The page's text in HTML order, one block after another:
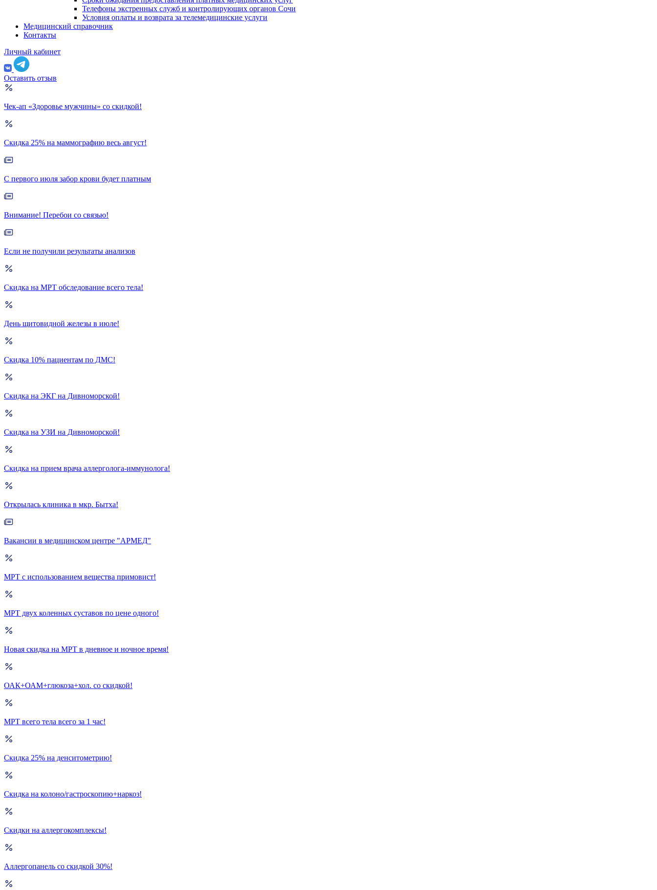
Телефоны экстренных служб и контролирующих органов Сочи
Условия оплаты и возврата за телемедицинские услуги
Медицинский справочник
Контакты
Личный кабинет
Оставить отзыв
Чек-ап «Здоровье мужчины» со скидкой!
Скидка 25% на маммографию весь август!
С первого июля забор крови будет платным
Внимание! Перебои со связью!
Если не получили результаты анализов
Скидка на МРТ обследование всего тела!
День щитовидной железы в июле!
Скидка 10% пациентам по ДМС!
Скидка на ЭКГ на Дивноморской!
Скидка на УЗИ на Дивноморской!
Скидка на прием врача аллерголога-иммунолога!
Открылась клиника в мкр. Бытха!
Вакансии в медицинском центре "АРМЕД"
МРТ с использованием вещества примовист!
МРТ двух коленных суставов по цене одного!
Новая скидка на МРТ в дневное и ночное время!
ОАК+ОАМ+глюкоза+хол. со скидкой!
МРТ всего тела всего за 1 час!
Скидка 25% на денситометрию!
Скидка на колоно/гастроскопию+наркоз!
Скидки на аллергокомплексы!
Аллергопанель со скидкой 30%!